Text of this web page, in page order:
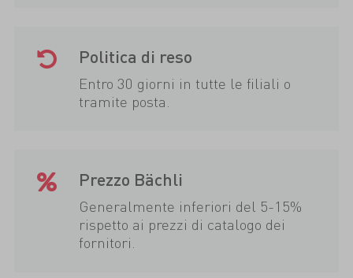
Politica di reso
Entro 30 giorni in tutte le filiali o
tramite posta.
Prezzo Bächli
Generalmente inferiori del 5-15%
rispetto ai prezzi di catalogo dei
fornitori.